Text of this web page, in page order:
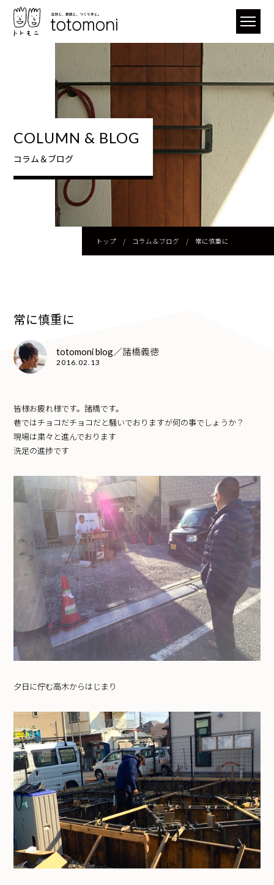
COLUMN & BLOG
コラム＆ブログ
トップ/ コラム＆ブログ / 常に慎重に
常に慎重に
totomoni blog／諸橋義徳
2016.02.13
皆様お疲れ様です。諸橋です。
巷ではチョコだチョコだと騒いでおりますが何の事でしょうか？
現場は粛々と進んでおります
洗足の進捗です
夕日に佇む高木からはじまり